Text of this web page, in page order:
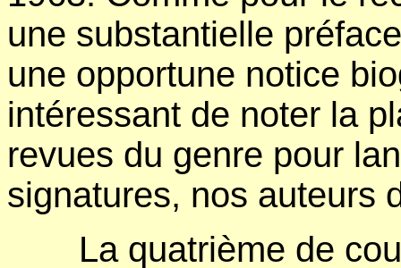
une substantielle
une opportune notice
intéressant de noter la
revues du genre pour
signatures, nos auteurs
La quatrième de